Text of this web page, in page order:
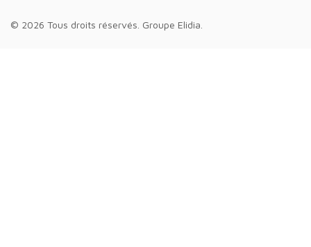
© 2026 Tous droits réservés. Groupe Elidia